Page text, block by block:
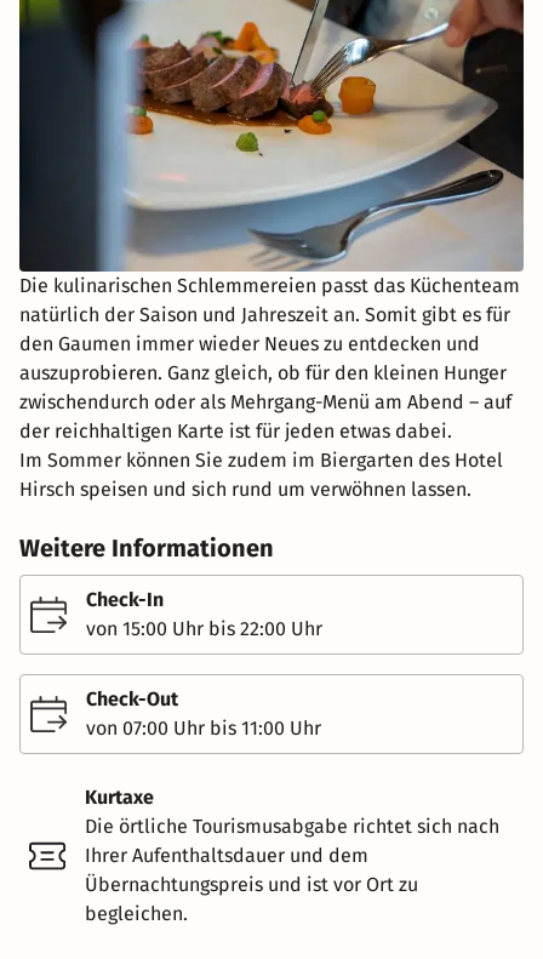
Die kulinarischen Schlemmereien passt das Küchenteam
natürlich der Saison und Jahreszeit an. Somit gibt es für
den Gaumen immer wieder Neues zu entdecken und
auszuprobieren. Ganz gleich, ob für den kleinen Hunger
zwischendurch oder als Mehrgang-Menü am Abend – auf
der reichhaltigen Karte ist für jeden etwas dabei.
Im Sommer können Sie zudem im Biergarten des Hotel
Hirsch speisen und sich rund um verwöhnen lassen.
Weitere Informationen
Check-In
von 15:00 Uhr bis 22:00 Uhr
Check-Out
von 07:00 Uhr bis 11:00 Uhr
Kurtaxe
Die örtliche Tourismusabgabe richtet sich nach
Ihrer Aufenthaltsdauer und dem
Übernachtungspreis und ist vor Ort zu
begleichen.